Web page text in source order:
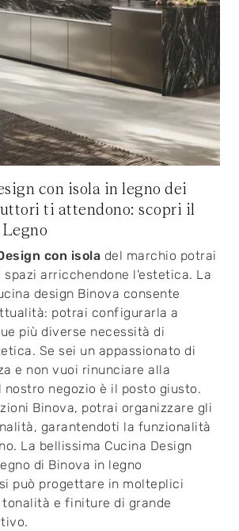
con isola in legno dei
ti attendono: scopri il
con isola del marchio potrai
arricchendone l'estetica. La
design Binova consente
potrai configurarla a
più diverse necessità di
Se sei un appassionato di
e non vuoi rinunciare alla
negozio è il posto giusto.
Binova, potrai organizzare gli
garantendoti la funzionalità
La bellissima Cucina Design
di Binova in legno
può progettare in molteplici
e finiture di grande